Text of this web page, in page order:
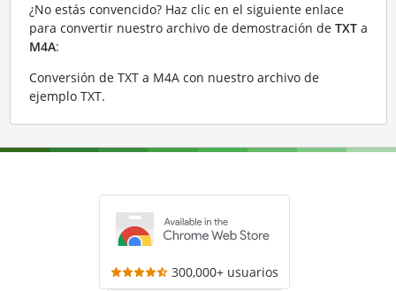
¿No estás convencido? Haz clic en el siguiente enlace
para convertir nuestro archivo de demostración de TXTa
M4A:
Conversión de TXT a M4A con nuestro archivo de
ejemplo TXT.
300,000+ usuarios